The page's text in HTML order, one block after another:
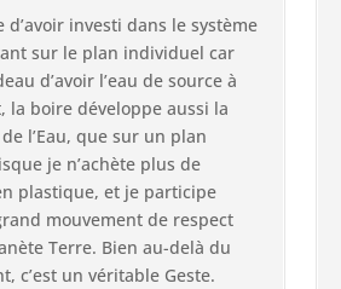
d’avoir investi dans le système
sur le plan individuel car
d’avoir l’eau de source à
la boire développe aussi la
l’Eau, que sur un plan
je n’achète plus de
plastique, et je participe
mouvement de respect
Terre. Bien au-delà du
c’est un véritable Geste.